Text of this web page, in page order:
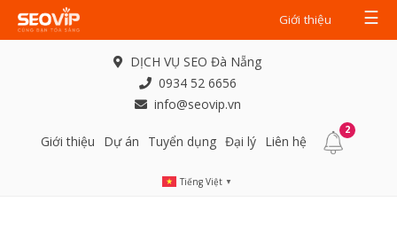
Giới thiệu ☰
DỊCH VỤ SEO Đà Nẵng
0934 52 6656
info@seovip.vn
Giới thiệu Dự án Tuyển dụng Đại lý Liên hệ
2
Tiếng Việt ▼